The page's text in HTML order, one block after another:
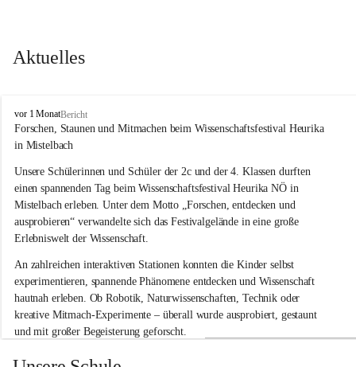
Aktuelles
V
o
l
s
s
c
u
l
e
G
l
o
g
g
n
i
vor 1 MonatBericht
Forschen, Staunen und Mitmachen beim Wissenschaftsfestival Heurika
in Mistelbach
Unsere Schülerinnen und Schüler der 2c und der 4. Klassen durften
einen spannenden Tag beim Wissenschaftsfestival Heurika NÖ in
Mistelbach erleben. Unter dem Motto „Forschen, entdecken und
ausprobieren“ verwandelte sich das Festivalgelände in eine große
Erlebniswelt der Wissenschaft.
An zahlreichen interaktiven Stationen konnten die Kinder selbst
experimentieren, spannende Phänomene entdecken und Wissenschaft
hautnah erleben. Ob Robotik, Naturwissenschaften, Technik oder
kreative Mitmach-Experimente – überall wurde ausprobiert, gestaunt
und mit großer Begeisterung geforscht.
Besonders beeindruckend war, dass Wissenschaftlerinnen und